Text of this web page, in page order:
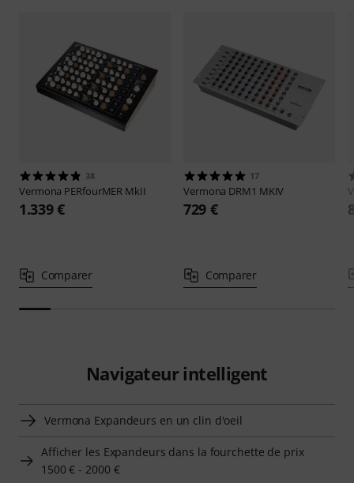
38
Vermona PERfourMER MkII
1.339 €
Comparer
17
Vermona DRM1 MKIV
729 €
Comparer
Navigateur intelligent
Vermona Expandeurs en un clin d'oeil
Afficher les Expandeurs dans la fourchette de prix
1500 € - 2000 €